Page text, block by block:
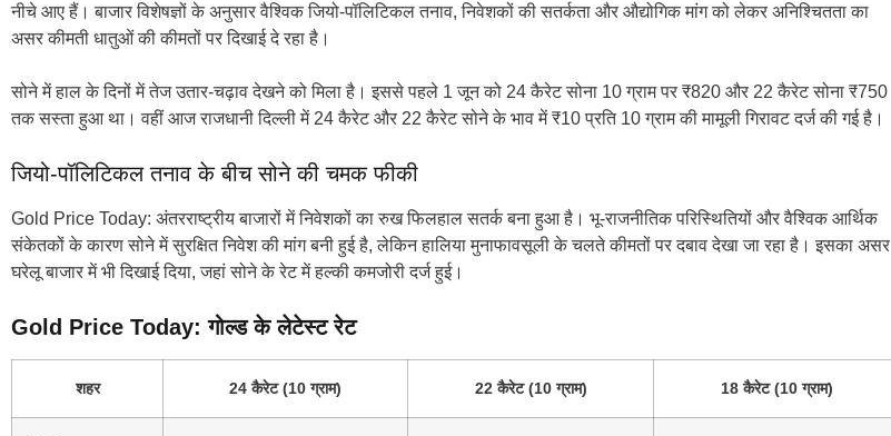
नीचे आए हैं। बाजार विशेषज्ञों के अनुसार वैश्विक जियो-पॉलिटिकल तनाव, निवेशकों की सतर्कता और औद्योगिक मांग को लेकर अनिश्चितता का
असर कीमती धातुओं की कीमतों पर दिखाई दे रहा है।
सोने में हाल के दिनों में तेज उतार-चढ़ाव देखने को मिला है। इससे पहले 1 जून को 24 कैरेट सोना 10 ग्राम पर ₹820 और 22 कैरेट सोना ₹750
तक सस्ता हुआ था। वहीं आज राजधानी दिल्ली में 24 कैरेट और 22 कैरेट सोने के भाव में ₹10 प्रति 10 ग्राम की मामूली गिरावट दर्ज की गई है।
जियो-पॉलिटिकल तनाव के बीच सोने की चमक फीकी
Gold Price Today: अंतरराष्ट्रीय बाजारों में निवेशकों का रुख फिलहाल सतर्क बना हुआ है। भू-राजनीतिक परिस्थितियों और वैश्विक आर्थिक
संकेतकों के कारण सोने में सुरक्षित निवेश की मांग बनी हुई है, लेकिन हालिया मुनाफावसूली के चलते कीमतों पर दबाव देखा जा रहा है। इसका असर
घरेलू बाजार में भी दिखाई दिया, जहां सोने के रेट में हल्की कमजोरी दर्ज हुई।
Gold Price Today: गोल्ड के लेटेस्ट रेट
शहर 24 कैरेट (10 ग्राम) 22 कैरेट (10 ग्राम) 18 कैरेट (10 ग्राम)